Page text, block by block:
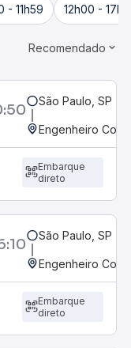
- 11h59 12h00 -
Recomendado
São Paulo, SP -
Engenheiro
Embarque
direto
São Paulo, SP -
Engenheiro
Embarque
direto